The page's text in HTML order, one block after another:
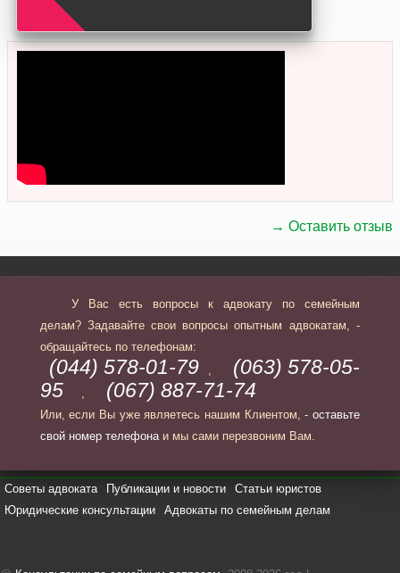
→ Оставить отзыв
У Вас есть вопросы к адвокату по семейным
делам? Задавайте свои вопросы опытным адвокатам, -
обращайтесь по телефонам:
(044) 578-01-79
(063) 578-05-
95
(067) 887-71-74
Или, если Вы уже являетесь нашим Клиентом, - оставьте
свой номер телефонаи мы сами перезвоним Вам.
Советы адвоката Публикации и новости
Статьи юристов
Юридические консультации
Адвокаты по семейным делам